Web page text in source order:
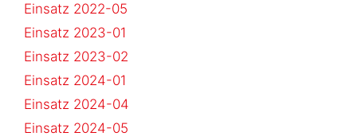
Einsatz 2022-05
Einsatz 2023-01
Einsatz 2023-02
Einsatz 2024-01
Einsatz 2024-04
Einsatz 2024-05